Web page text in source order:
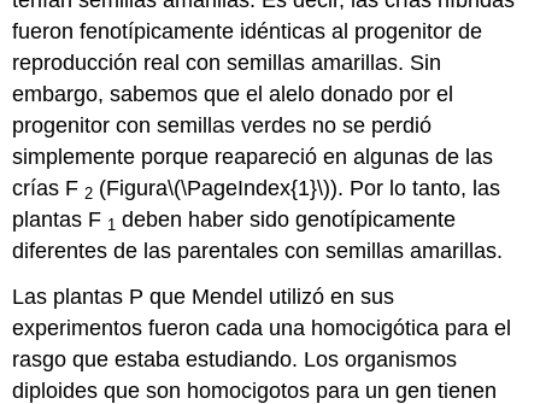
fueron fenotípicamente idénticas al progenitor de
reproducción real con semillas amarillas. Sin
embargo, sabemos que el alelo donado por el
progenitor con semillas verdes no se perdió
simplemente porque reapareció en algunas de las
crías F 2 (Figura\(\PageIndex{1}\)). Por lo tanto, las
plantas F 1 deben haber sido genotípicamente
diferentes de las parentales con semillas amarillas.
Las plantas P que Mendel utilizó en sus
experimentos fueron cada una homocigótica para el
rasgo que estaba estudiando. Los organismos
diploides que son homocigotos para un gen tienen